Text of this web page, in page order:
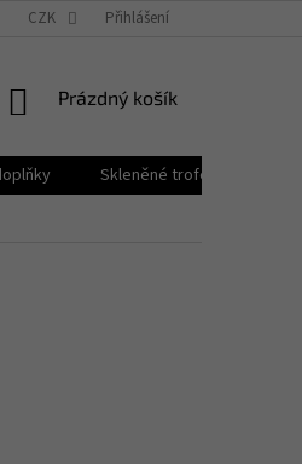
PROČ PPB POHÁRY?
CZK Přihlášení
NÁKUPNÍ
Prázdný košík
Skleněné trofeje